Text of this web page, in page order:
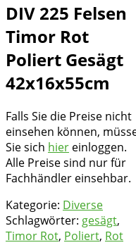
DIV 225 Felsen
Timor Rot
Poliert Gesägt
42x16x55cm
Falls Sie die Preise nicht
einsehen können,
Sie sich hier einloggen.
Alle Preise sind nur für
Fachhändler einsehbar.
Kategorie: Diverse
Schlagwörter: gesägt,
Timor Rot, Poliert, Rot